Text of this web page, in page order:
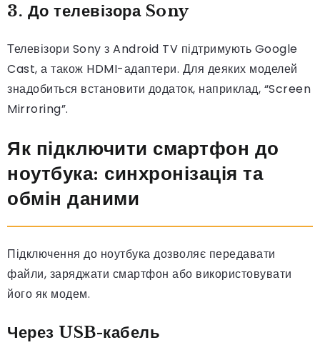
3. До телевізора Sony
Телевізори Sony з Android TV підтримують Google
Cast, а також HDMI-адаптери. Для деяких моделей
знадобиться встановити додаток, наприклад, “Screen
Mirroring”.
Як підключити смартфон до
ноутбука: синхронізація та
обмін даними
Підключення до ноутбука дозволяє передавати
файли, заряджати смартфон або використовувати
його як модем.
Через USB-кабель